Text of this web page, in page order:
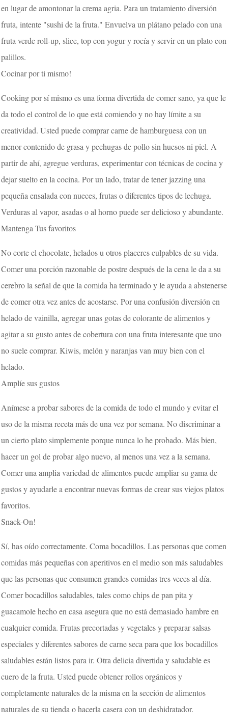
en lugar de amontonar la crema agria. Para un tratamiento diversión
fruta, intente "sushi de la fruta." Envuelva un plátano pelado con una
fruta verde roll-up, slice, top con yogur y rocía y servir en un plato con
palillos.
Cocinar por ti mismo!
Cooking por sí mismo es una forma divertida de comer sano, ya que le
da todo el control de lo que está comiendo y no hay límite a su
creatividad. Usted puede comprar carne de hamburguesa con un
menor contenido de grasa y pechugas de pollo sin huesos ni piel. A
partir de ahí, agregue verduras, experimentar con técnicas de cocina y
dejar suelto en la cocina. Por un lado, tratar de tener jazzing una
pequeña ensalada con nueces, frutas o diferentes tipos de lechuga.
Verduras al vapor, asadas o al horno puede ser delicioso y abundante.
Mantenga Tus favoritos
No corte el chocolate, helados u otros placeres culpables de su vida.
Comer una porción razonable de postre después de la cena le da a su
cerebro la señal de que la comida ha terminado y le ayuda a abstenerse
de comer otra vez antes de acostarse. Por una confusión diversión en
helado de vainilla, agregar unas gotas de colorante de alimentos y
agitar a su gusto antes de cobertura con una fruta interesante que uno
no suele comprar. Kiwis, melón y naranjas van muy bien con el
helado.
Amplíe sus gustos
Anímese a probar sabores de la comida de todo el mundo y evitar el
uso de la misma receta más de una vez por semana. No discriminar a
un cierto plato simplemente porque nunca lo he probado. Más bien,
hacer un gol de probar algo nuevo, al menos una vez a la semana.
Comer una amplia variedad de alimentos puede ampliar su gama de
gustos y ayudarle a encontrar nuevas formas de crear sus viejos platos
favoritos.
Snack-On!
Sí, has oído correctamente. Coma bocadillos. Las personas que comen
comidas más pequeñas con aperitivos en el medio son más saludables
que las personas que consumen grandes comidas tres veces al día.
Comer bocadillos saludables, tales como chips de pan pita y
guacamole hecho en casa asegura que no está demasiado hambre en
cualquier comida. Frutas precortadas y vegetales y preparar salsas
especiales y diferentes sabores de carne seca para que los bocadillos
saludables están listos para ir. Otra delicia divertida y saludable es
cuero de la fruta. Usted puede obtener rollos orgánicos y
completamente naturales de la misma en la sección de alimentos
naturales de su tienda o hacerla casera con un deshidratador.